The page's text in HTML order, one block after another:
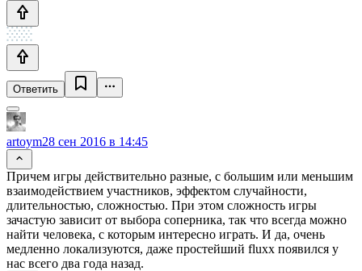
Ответить
artoym28 сен 2016 в 14:45
Причем игры действительно разные, с большим или меньшим
взаимодействием участников, эффектом случайности,
длительностью, сложностью. При этом сложность игры
зачастую зависит от выбора соперника, так что всегда можно
найти человека, с которым интересно играть. И да, очень
медленно локализуются, даже простейший fluxx появился у
нас всего два года назад.